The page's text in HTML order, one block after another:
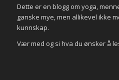
Dette er en blogg om yoga,
ganske mye, men allikevel ikke
kunnskap.
Vær med og si hva du ønsker å